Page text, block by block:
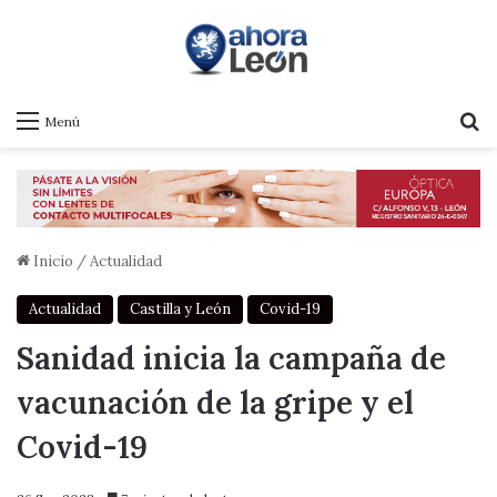
Menú
Inicio /Actualidad
Actualidad Castilla y León Covid-19
Sanidad inicia la campaña de
vacunación de la gripe y el
Covid-19